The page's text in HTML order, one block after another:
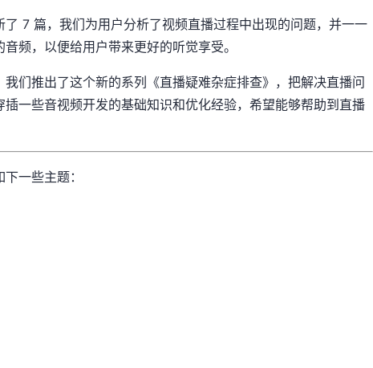
了 7 篇，我们为用户分析了视频直播过程中出现的问题，并一一
频，以便给用户带来更好的听觉享受。
我们推出了这个新的系列《直播疑难杂症排查》，把解决直播问
一些音视频开发的基础知识和优化经验，希望能够帮助到直播
一些主题：